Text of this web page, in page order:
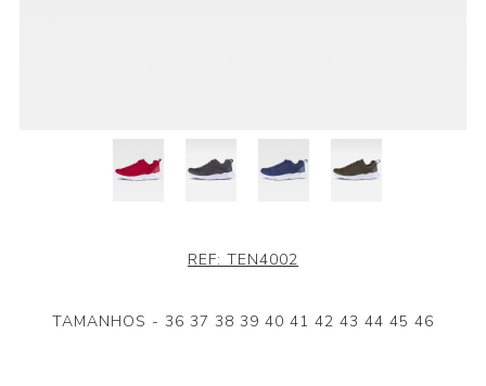
REF: TEN4002
TAMANHOS - 36 37 38 39 40 41 42 43 44 45 46